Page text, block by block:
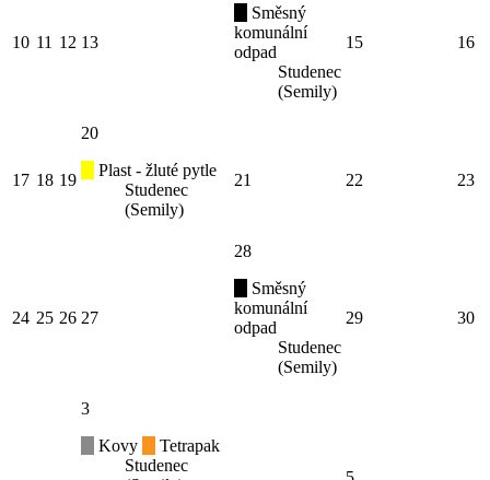
10 11 12 13
Směsný
komunální
odpad
Studenec
(Semily)
15 16
17 18 19
20
Plast - žluté pytle
Studenec
(Semily)
21 22 23
24 25 26 27
28
Směsný
komunální
odpad
Studenec
(Semily)
29 30
3
Kovy
Tetrapak
Studenec